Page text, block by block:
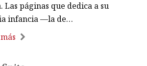
Las páginas que dedica a su
infancia —la de…